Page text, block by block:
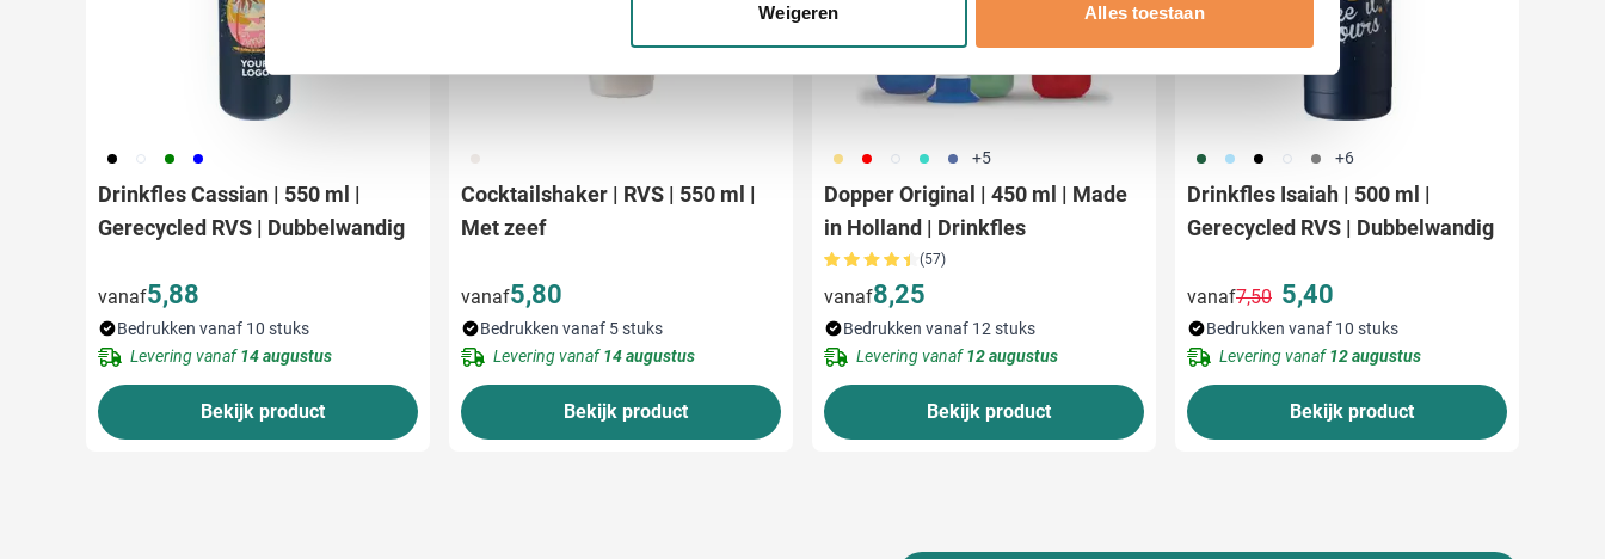
toestemming op elk moment wijzigen of intrekken in de Cookieverklaring.
We gebruiken cookies om content en advertenties te personaliseren, om functies voor social media te bieden en om ons
Weigeren Alles toestaan
001 002 004 005
Drinkfles Cassian | 550 ml |
Gerecycled RVS | Dubbelwandig
vanaf5,88
Bedrukken vanaf 10 stuks
Levering vanaf14 augustus
Bekijk product
Cocktailshaker | RVS | 550 ml |
Met zeef
vanaf5,80
Bedrukken vanaf 5 stuks
Levering vanaf14 augustus
Bekijk product
694 696 697 852 698 +5
Dopper Original | 450 ml | Made
in Holland | Drinkfles
(57)
vanaf8,25
Bedrukken vanaf 12 stuks
Levering vanaf12 augustus
Bekijk product
374 363 001 002 003 +6
Drinkfles Isaiah | 500 ml |
Gerecycled RVS | Dubbelwandig
vanaf
Normale prijs
7,50 5,40
Bedrukken vanaf 10 stuks
Levering vanaf12 augustus
Bekijk product